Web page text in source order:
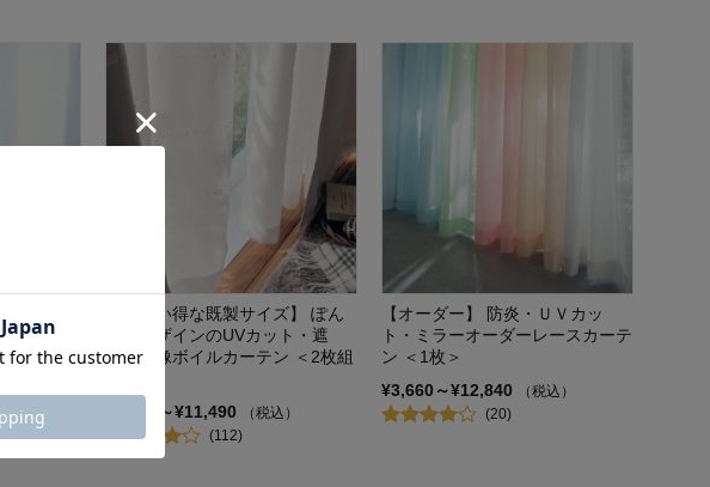
テン ＜2
【お買い得な既製サイズ】 ぽん
ぽんデザインのUVカット・遮
熱・遮像ボイルカーテン ＜2枚組
¥5,490～¥11,490
（税込）
(112)
【オーダー】 防炎・ＵＶカッ
ト・ミラーオーダーレースカーテ
ン ＜1枚＞
¥3,660～¥12,840
（税込）
(20)